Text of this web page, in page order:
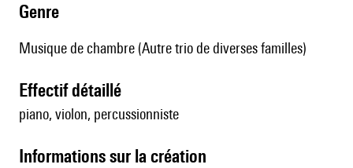
genre
Musique de chambre (Autre trio de diverses familles)
effectif détaillé
piano, violon, percussionniste
informations sur la création